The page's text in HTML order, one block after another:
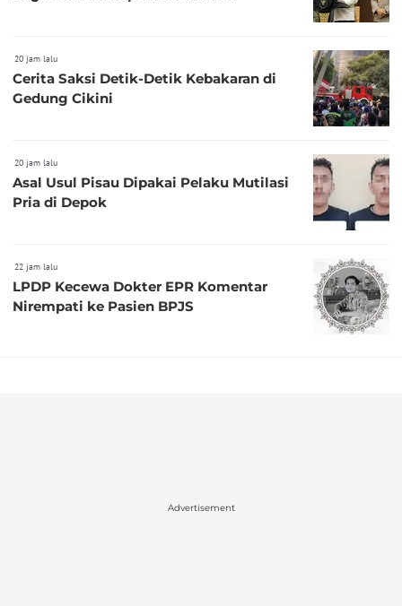
20 jam lalu
Cerita Saksi Detik-Detik Kebakaran di
Gedung Cikini
20 jam lalu
Asal Usul Pisau Dipakai Pelaku Mutilasi
Pria di Depok
22 jam lalu
LPDP Kecewa Dokter EPR Komentar
Nirempati ke Pasien BPJS
Advertisement